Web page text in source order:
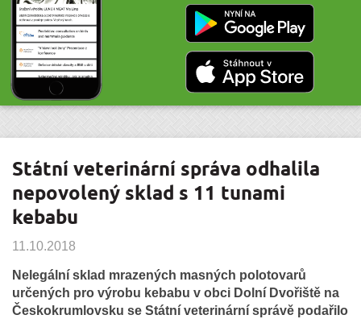
Státní veterinární správa odhalila
nepovolený sklad s 11 tunami
kebabu
11.10.2018
Nelegální sklad mrazených masných polotovarů
určených pro výrobu kebabu v obci Dolní Dvořiště na
Českokrumlovsku se Státní veterinární správě podařilo